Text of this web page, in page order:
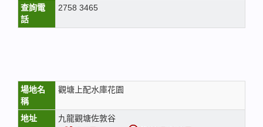
查詢電
話
2758 3465
場地名
稱
觀塘上配水庫花園
地址 九龍觀塘佐敦谷